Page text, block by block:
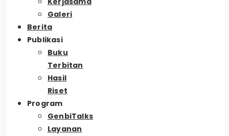
Galeri
Berita
Publikasi
Buku
Terbitan
Hasil
Riset
Program
GenbiTalks
Layanan